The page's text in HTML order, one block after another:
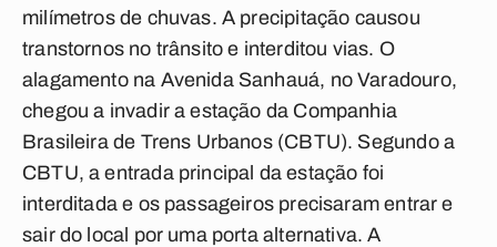
milímetros de chuvas. A precipitação causou
transtornos no trânsito e interditou vias. O
alagamento na Avenida Sanhauá, no Varadouro,
chegou a invadir a estação da Companhia
Brasileira de Trens Urbanos (CBTU). Segundo a
CBTU, a entrada principal da estação foi
interditada e os passageiros precisaram entrar e
sair do local por uma porta alternativa. A